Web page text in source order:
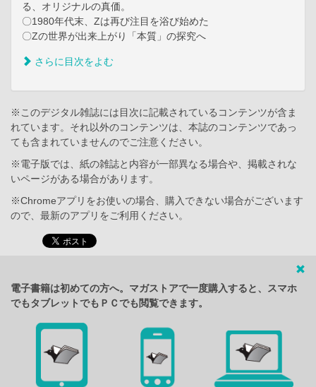
る、オリジナルの真価。
〇1980年代末、Zは再び注目を浴び始めた
〇Zの世界が出来上がり「本質」の探究へ
さらに目次をよむ
※このデジタル雑誌には目次に記載されているコンテンツが含ま
れています。それ以外のコンテンツは、本誌のコンテンツであっ
ても含まれていませんのでご注意ください。
※電子版では、紙の雑誌と内容が一部異なる場合や、掲載されな
いページがある場合があります。
※Chromeアプリをお使いの場合、購入できない場合がございます
ので、最新のアプリをご利用ください。
電子書籍は初めての方へ。マガストアで一度購入すると、スマホ
でもタブレットでもＰＣでも閲覧できます。